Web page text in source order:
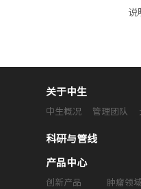
说
关于中生
中生概况 管理团队
科研与管线
产品中心
创新产品 肿瘤领域